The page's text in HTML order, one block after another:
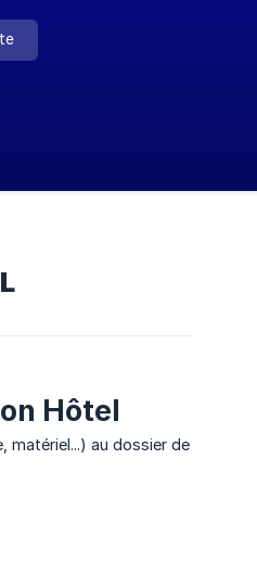
Hôtel
matériel...) au dossier de